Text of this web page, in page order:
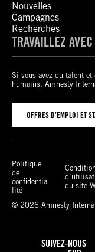
Nouvelles
Campagnes
Recherches
TRAVAILLEZ
Si vous avez du talent et
humains, Amnesty
OFFRES D’EMPLOI ET
Politique
de
confidentia
lité
du site
© 2026 Amnesty
SUIVEZ-NOUS